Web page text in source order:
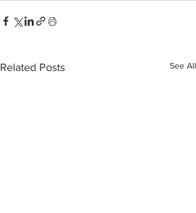
Related Posts See All